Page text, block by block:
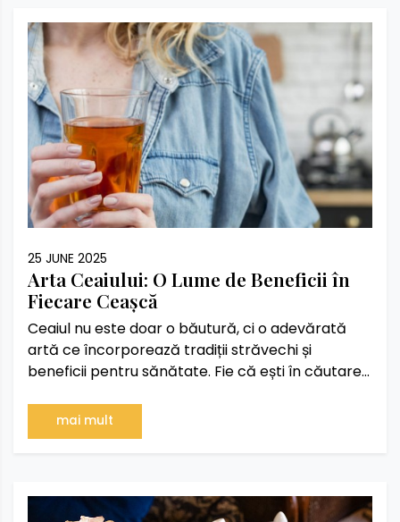
25 JUNE 2025
Arta Ceaiului: O Lume de Beneficii în
Fiecare Ceașcă
Ceaiul nu este doar o băutură, ci o adevărată
artă ce încorporează tradiții străvechi și
beneficii pentru sănătate. Fie că ești în căutarea
pentru digestie sau vrei să îți îmbunătățești
concentrarea, există un ceai perfect pentru
a fost, de-a lungul istoriei, considerat un act
mai mult